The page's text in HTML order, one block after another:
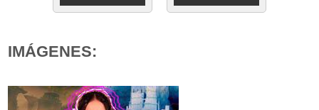
IMÁGENES: